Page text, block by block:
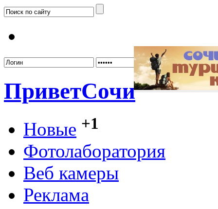
ПриветСочи
Новые +1
Фотолаборатория
Веб камеры
Реклама